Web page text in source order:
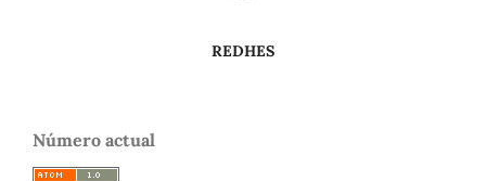
REDHES
Número actual